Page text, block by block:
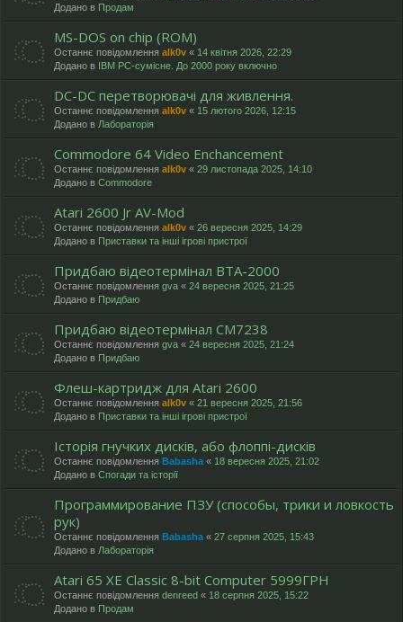
Додано в Продам
MS-DOS on chip (ROM)
Останнє повідомлення alk0v « 14 квітня 2026, 22:29
Додано в IBM PC-сумісне. До 2000 року включно
DC-DC перетворювачі для живлення.
Останнє повідомлення alk0v « 15 лютого 2026, 12:15
Додано в Лабораторія
Commodore 64 Video Enchancement
Останнє повідомлення alk0v « 29 листопада 2025, 14:10
Додано в Commodore
Atari 2600 Jr AV-Mod
Останнє повідомлення alk0v « 26 вересня 2025, 14:29
Додано в Приставки та інші ігрові пристрої
Придбаю відеотермінал ВТА-2000
Останнє повідомлення gva « 24 вересня 2025, 21:25
Додано в Придбаю
Придбаю відеотермінал СМ7238
Останнє повідомлення gva « 24 вересня 2025, 21:24
Додано в Придбаю
Флеш-картридж для Atari 2600
Останнє повідомлення alk0v « 21 вересня 2025, 21:56
Додано в Приставки та інші ігрові пристрої
Історія гнучких дисків, або флоппі-дисків
Останнє повідомлення Babasha « 18 вересня 2025, 21:02
Додано в Спогади та історії
Программирование ПЗУ (способы, трики и ловкость
рук)
Останнє повідомлення Babasha « 27 серпня 2025, 15:43
Додано в Лабораторія
Atari 65 XE Classic 8-bit Computer 5999ГРН
Останнє повідомлення denreed « 18 серпня 2025, 15:22
Додано в Продам